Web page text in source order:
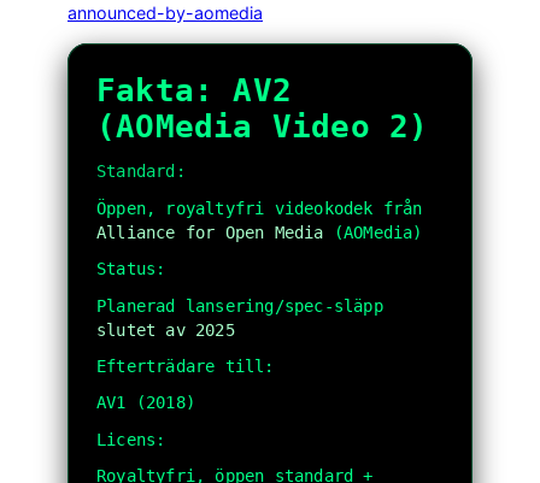
announced-by-aomedia
Fakta: AV2
(AOMedia Video 2)
Standard:
Öppen, royaltyfri videokodek från
Alliance for Open Media (AOMedia)
Status:
Planerad lansering/spec-släpp
slutet av 2025
Efterträdare till:
AV1 (2018)
Licens:
Royaltyfri, öppen standard +